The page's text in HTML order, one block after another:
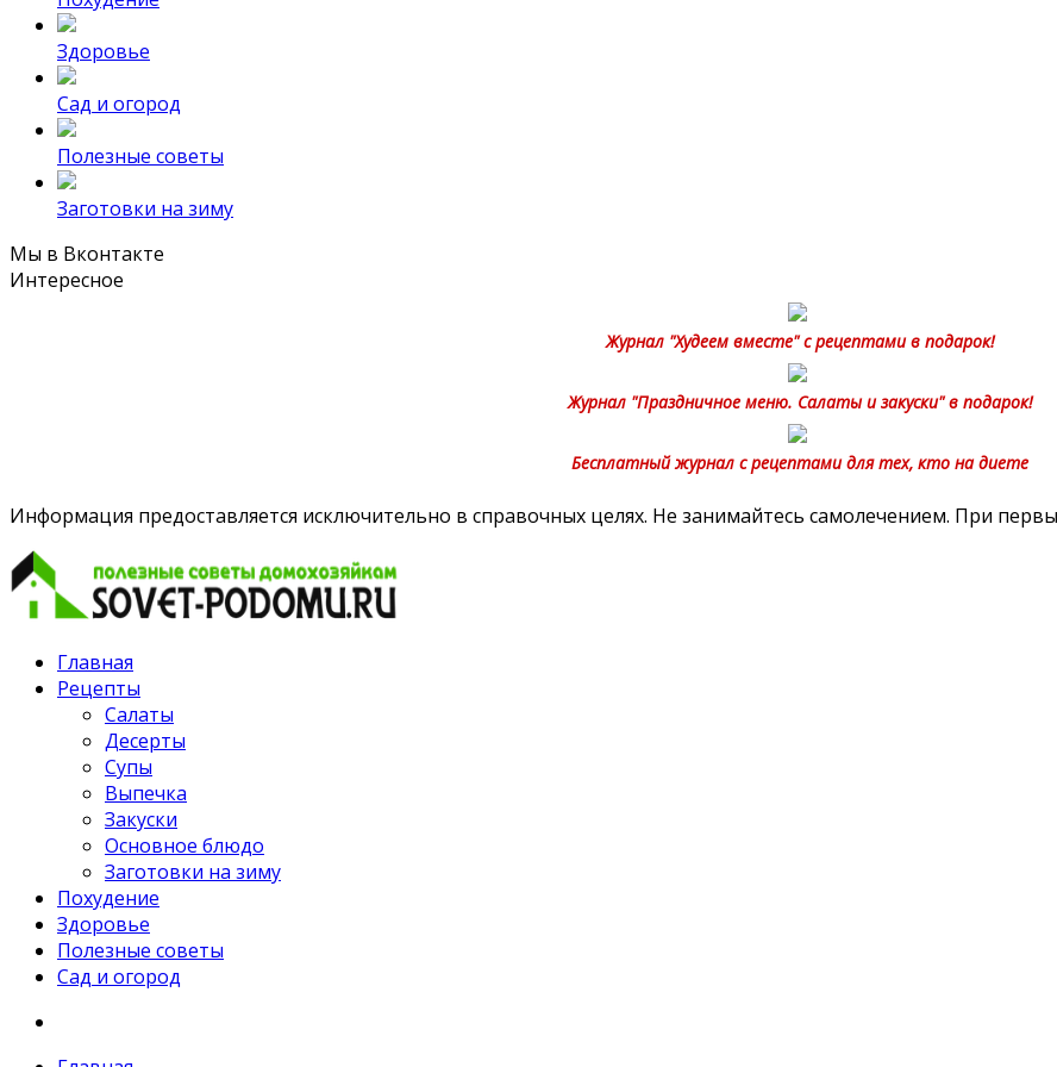
Здоровье
Сад и огород
Полезные советы
Заготовки на зиму
Мы в Вконтакте
Интересное
Журнал "Худеем вместе" с рецептами в подарок!
Журнал "Праздничное меню. Салаты и закуски" в подарок!
Бесплатный журнал с рецептами для тех, кто на диете
Информация предоставляется исключительно в справочных целях. Не занимайтесь самолечением. При
Главная
Рецепты
Салаты
Десерты
Супы
Выпечка
Закуски
Основное блюдо
Заготовки на зиму
Похудение
Здоровье
Полезные советы
Сад и огород